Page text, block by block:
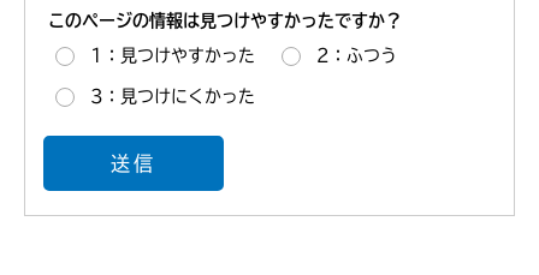
このページの情報は見つけやすかったですか？
1：見つけやすかった 2：ふつう
3：見つけにくかった